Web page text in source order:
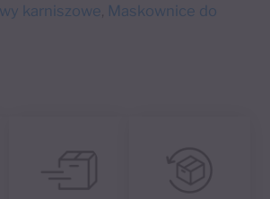
karniszowe, Maskownice do